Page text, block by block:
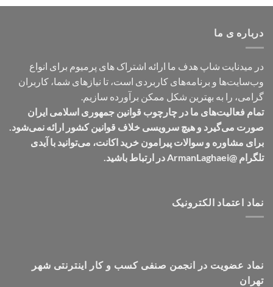
تا
درباره ی ما
در میدنایت شاپ هدف ما ارائه اشتراک های پرمیوم برای انواع
وب‌سایت‌ها و برنامه‌های کاربردی است، تا نیازهای شما، کاربران
گرامی، را به بهترین شکل ممکن برآورده سازیم.
تمام فعالیت‌های ما در چارچوب قوانین جمهوری اسلامی ایران
صورت می‌گیرد و هیچ سرویسی خلاف قوانین کشور ارائه نمی‌شود.
برای مشاوره و سوالات پیرامون خرید اکانت، می‌توانید با آیدی
تلگرام @ArmanLaghaei در ارتباط باشید.
نماد اعتماد الکترونیک
نماد عضویت در انجمن صنفی کسب و کار اینترنتی شهر
تهران